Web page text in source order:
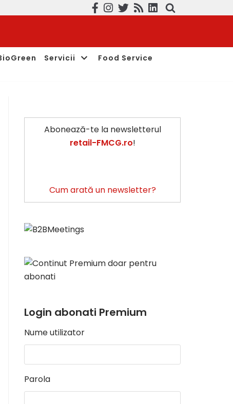
Servicii
Food Service
Abonează-te la newsletterul
retail-FMCG.ro!
Cum arată un newsletter?
Login abonati Premium
Nume utilizator
Parola